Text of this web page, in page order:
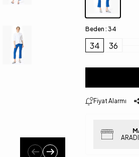
Beden : 34
34 36
Fiyat Alarmı